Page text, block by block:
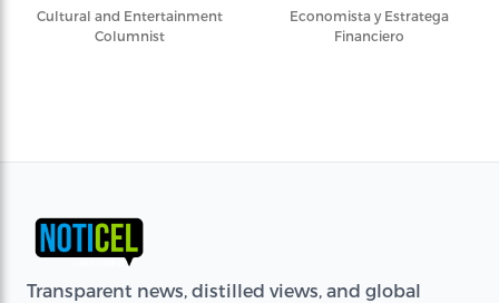
Cultural and Entertainment
Columnist
Economista y Estratega
Financiero
Transparent news, distilled views, and global